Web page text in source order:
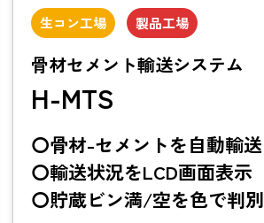
生コン工場 製品工場
骨材セメント輸送システム
H-MTS
〇骨材-セメントを自動輸送
〇輸送状況をLCD画面表示
〇貯蔵ビン満/空を色で判別